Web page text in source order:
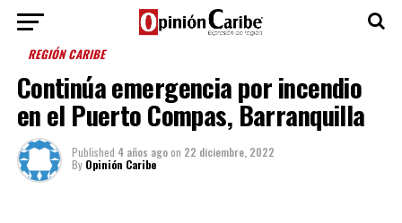
REGIÓN CARIBE
Continúa emergencia por incendio
en el Puerto Compas, Barranquilla
Published 4 años agoon 22 diciembre, 2022
By Opinión Caribe